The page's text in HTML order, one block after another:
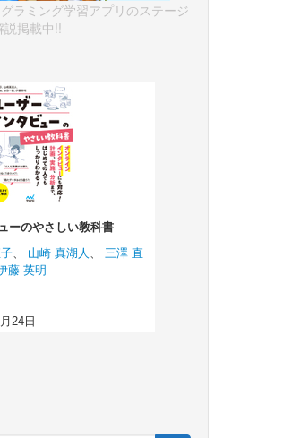
ラミング学習アプリのステージ
説掲載中!!